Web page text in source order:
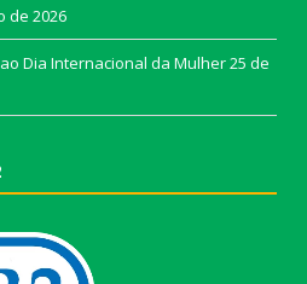
de 2026
Dia Internacional da Mulher25 de